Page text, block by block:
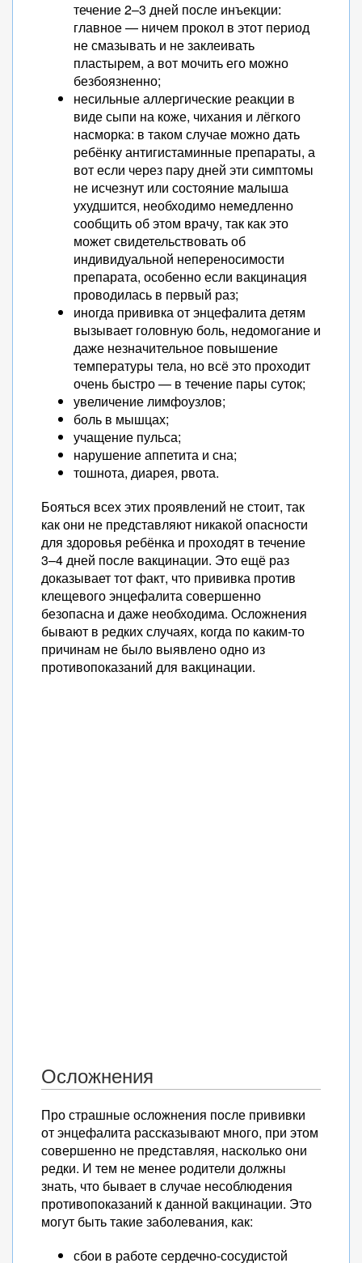
течение 2–3 дней после инъекции:
главное — ничем прокол в этот период
не смазывать и не заклеивать
пластырем, а вот мочить его можно
безбоязненно;
несильные аллергические реакции в
виде сыпи на коже, чихания и лёгкого
насморка: в таком случае можно дать
ребёнку антигистаминные препараты, а
вот если через пару дней эти симптомы
не исчезнут или состояние малыша
ухудшится, необходимо немедленно
сообщить об этом врачу, так как это
может свидетельствовать об
индивидуальной непереносимости
препарата, особенно если вакцинация
проводилась в первый раз;
иногда прививка от энцефалита детям
вызывает головную боль, недомогание и
даже незначительное повышение
температуры тела, но всё это проходит
очень быстро — в течение пары суток;
увеличение лимфоузлов;
боль в мышцах;
учащение пульса;
нарушение аппетита и сна;
тошнота, диарея, рвота.
Бояться всех этих проявлений не стоит, так
как они не представляют никакой опасности
для здоровья ребёнка и проходят в течение
3–4 дней после вакцинации. Это ещё раз
доказывает тот факт, что прививка против
клещевого энцефалита совершенно
безопасна и даже необходима. Осложнения
бывают в редких случаях, когда по каким-то
причинам не было выявлено одно из
противопоказаний для вакцинации.
Осложнения
Про страшные осложнения после прививки
от энцефалита рассказывают много, при этом
совершенно не представляя, насколько они
редки. И тем не менее родители должны
знать, что бывает в случае несоблюдения
противопоказаний к данной вакцинации. Это
могут быть такие заболевания, как:
сбои в работе сердечно-сосудистой